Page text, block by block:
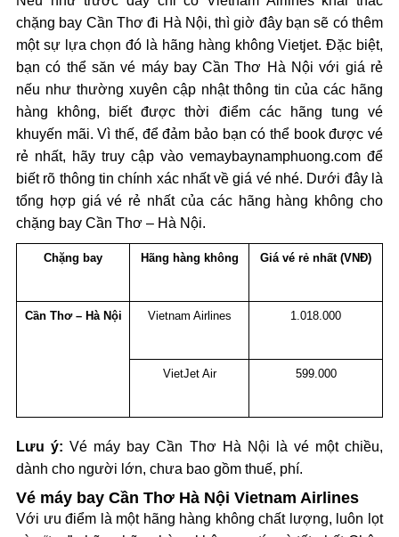
chặng bay Cần Thơ đi Hà Nội, thì giờ đây bạn sẽ có thêm
một sự lựa chọn đó là hãng hàng không Vietjet. Đặc biệt,
bạn có thể săn vé máy bay Cần Thơ Hà Nội với giá rẻ
nếu như thường xuyên cập nhật thông tin của các hãng
hàng không, biết được thời điểm các hãng tung vé
khuyến mãi. Vì thế, để đảm bảo bạn có thể book được vé
rẻ nhất, hãy truy cập vào vemaybaynamphuong.com để
biết rõ thông tin chính xác nhất về giá vé nhé. Dưới đây là
tổng hợp giá vé rẻ nhất của các hãng hàng không cho
chặng bay Cần Thơ – Hà Nội.
Chặng bay Hãng hàng không Giá vé rẻ nhất (VNĐ)
Cần Thơ – Hà Nội Vietnam Airlines 1.018.000
VietJet Air 599.000
Lưu ý:Vé máy bay Cần Thơ Hà Nội là vé một chiều,
dành cho người lớn, chưa bao gồm thuế, phí.
Vé máy bay Cần Thơ Hà Nội Vietnam Airlines
Với ưu điểm là một hãng hàng không chất lượng, luôn lọt